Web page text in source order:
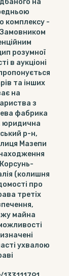
на
комплексу -
розумної
в аукціоні
та інших
на
з
фабрика
юридична
р-н,
Мазепи
(колишня
про
третіх
майна
ухвалою